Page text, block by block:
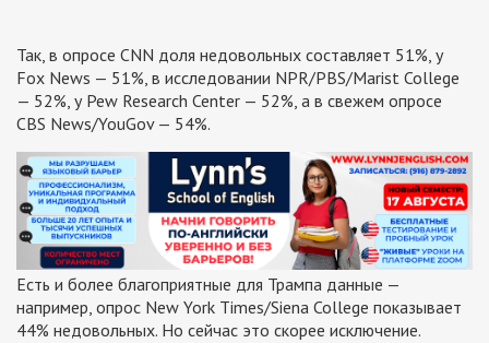
Так, в опросе CNN доля недовольных составляет 51%, у
Fox News — 51%, в исследовании NPR/PBS/Marist College
— 52%, у Pew Research Center — 52%, а в свежем опросе
CBS News/YouGov — 54%.
Есть и более благоприятные для Трампа данные —
например, опрос New York Times/Siena College показывает
44% недовольных. Но сейчас это скорее исключение.